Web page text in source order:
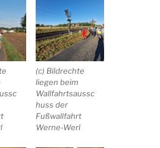
(c) Bildrechte
liegen beim
Wallfahrtsaussc
huss der
Fußwallfahrt
Werne-Werl